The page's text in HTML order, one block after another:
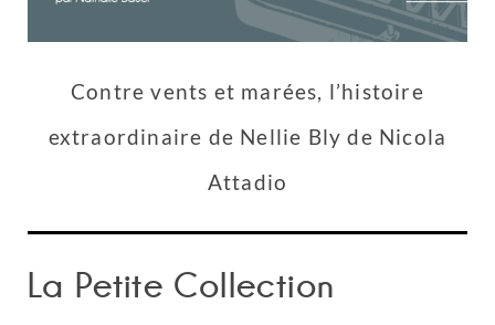
Contre vents et marées, l’histoire
extraordinaire de Nellie Bly de Nicola
Attadio
La Petite Collection